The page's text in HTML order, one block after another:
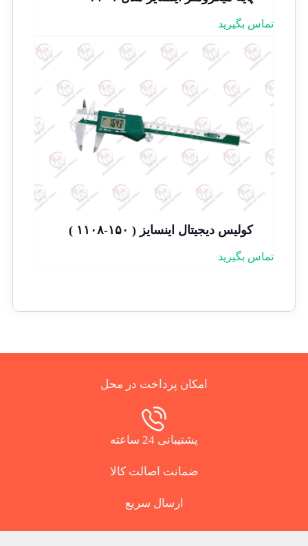
تماس بگیرید
کولیس دیجیتال اینسایز ( ۱۵۰-۱۱۰۸ )
تماس بگیرید
امکان پرداخت در محل
پشتیبانی 24 ساعته
ضمانت اصالت کالا
ارسال سریع